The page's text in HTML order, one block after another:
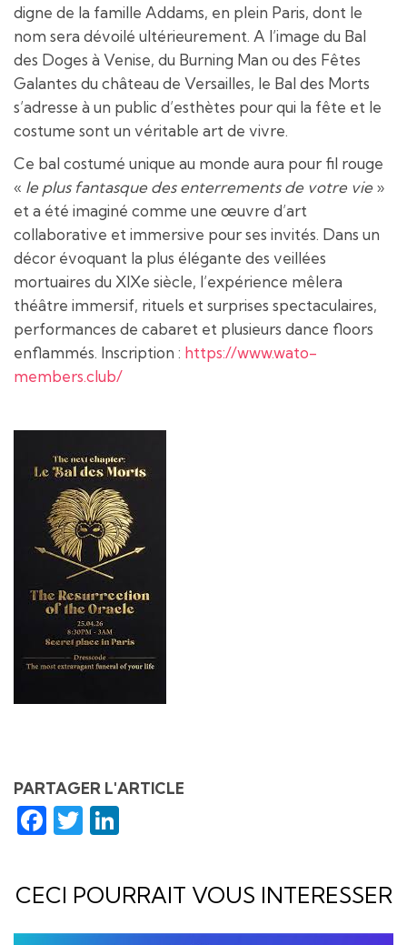
digne de la famille Addams, en plein Paris, dont le
nom sera dévoilé ultérieurement. A l’image du Bal
des Doges à Venise, du Burning Man ou des Fêtes
Galantes du château de Versailles, le Bal des Morts
s’adresse à un public d’esthètes pour qui la fête et le
costume sont un véritable art de vivre.
Ce bal costumé unique au monde aura pour fil rouge
« le plus fantasque des enterrements de votre vie»
et a été imaginé comme une œuvre d’art
collaborative et immersive pour ses invités. Dans un
décor évoquant la plus élégante des veillées
mortuaires du XIXe siècle, l’expérience mêlera
théâtre immersif, rituels et surprises spectaculaires,
performances de cabaret et plusieurs dance floors
enflammés. Inscription : https://www.wato-
members.club/
PARTAGER L'ARTICLE
Facebook
Twitter
CECI POURRAIT VOUS INTERESSER